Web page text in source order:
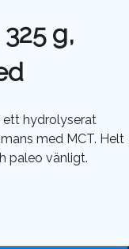
g,
ett hydrolyserat
med MCT. Helt
paleo vänligt.